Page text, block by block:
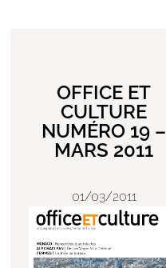
OFFICE ET
CULTURE
NUMÉRO 19 –
MARS 2011
01/03/2011